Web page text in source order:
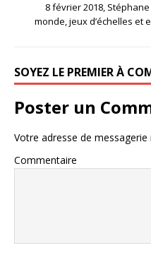
8 février 2018,
monde, jeux d’échelles et
SOYEZ LE PREMIER À
Poster un
Votre adresse de messagerie
Commentaire